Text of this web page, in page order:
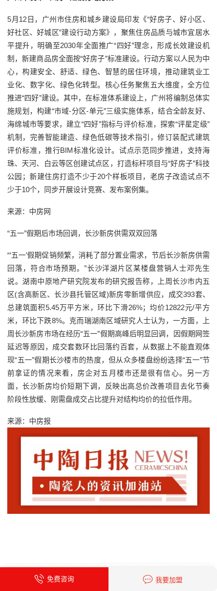
5月12日，广州市住房和城乡建设局印发《“好房子、好小区、
好社区、好城区”建设行动方案》，聚焦住房品质与城市宜居水
平提升，明确至2030年全面推广“四好”理念，形成长效建设机
制，新建商品房全面按“好房子”标准建设。行动方案以人民为中
心，构建安全、舒适、绿色、智慧的居住环境，推动建筑业工
业化、数字化、绿色化转型。核心任务聚焦五大维度，全方位
推进“四好”建设。其中，在标准体系建设上，广州将编制总体实
施规划，构建“市域-分区-单元”三级实施体系，结合全龄友好、
海绵城市等要求，建立“四好”指标与评价标准，探索“评星定级”
机制，完善智能建造、绿色低碳等技术指引，修订装配式建筑
评价标准，推行BIM标准化设计。试点示范同步推进，支持海
珠、天河、白云等区创建试点区，打造标杆项目与“好房子”科技
公园；新建住房打造不少于20个样板项目，老房子改造试点不
少于10个，同步开展设计竞赛、发布案例集。
来源：中房网
“五一”假期后市场回调，长沙新房供需双双回落
“‘五一’假期促销频繁，消耗了部分置业需求，节后长沙新房供需
回落，符合市场预期。”长沙洋湖片区某楼盘营销人士邓先生
说。湖南中原地产研究院发布的研究报告称，上周长沙市内五
区(含高新区、长沙县托管区域)新房零新增供应，成交393套、
总建筑面积5.45万平方米，环比下滑26%；均价12822元/平方
米，环比下跌8%。克而瑞湖南区域研究人士认为，一方面，上
周长沙新房市场在经历“五一”假期高峰后明显回调，因假期网签
延迟等原因，成交套数环比回落约百套，从数据上不能直观体
现“五一”假期长沙楼市的热度，但从众多楼盘纷纷选择“五一”节
前拿证的情况来看，房企对五月楼市还是很有信心。另一方
面，长沙新房均价短期下调，反映出高总价改善项目去化节奏
阶段性放缓、刚需盘成交占比提升对结构均价的拉低作用。
来源：中房报
责任编辑：刘思桃
免费咨询 我要加盟